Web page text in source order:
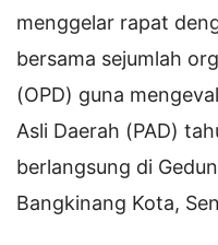
menggelar rapat
bersama sejumlah
(OPD) guna
Asli Daerah (PAD)
berlangsung di
Bangkinang Kota,